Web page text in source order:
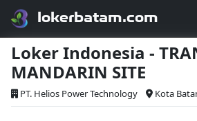
lokerbatam.com
Loker Indonesia -
MANDARIN SITE
PT. Helios Power Technology Kota